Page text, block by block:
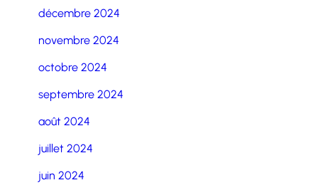
décembre 2024
novembre 2024
octobre 2024
septembre 2024
août 2024
juillet 2024
juin 2024